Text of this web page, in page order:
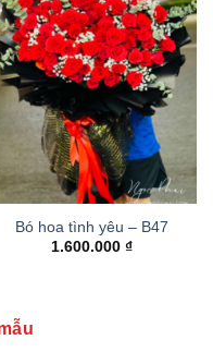
Bó hoa tình yêu – B47
1.600.000 ₫